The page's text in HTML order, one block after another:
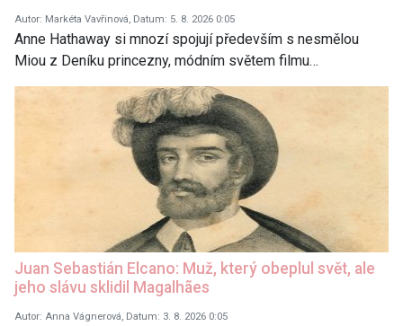
Autor: Markéta Vavřinová, Datum: 5. 8. 2026 0:05
Anne Hathaway si mnozí spojují především s nesmělou
Miou z Deníku princezny, módním světem filmu…
Juan Sebastián Elcano: Muž, který obeplul svět, ale
jeho slávu sklidil Magalhães
Autor: Anna Vágnerová, Datum: 3. 8. 2026 0:05